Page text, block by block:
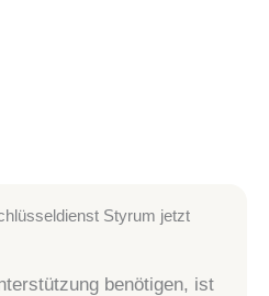
Styrum jetzt
benötigen, ist